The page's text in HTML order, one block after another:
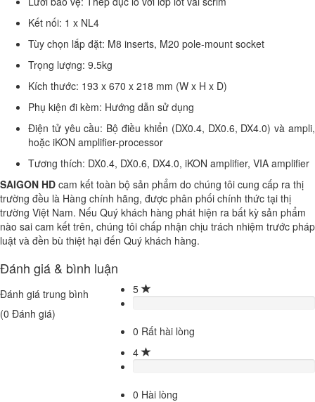
Kết nối: 1 x NL4
Tùy chọn lắp đặt: M8 inserts, M20 pole-mount socket
Trọng lượng: 9.5kg
Kích thước: 193 x 670 x 218 mm (W x H x D)
Phụ kiện đi kèm: Hướng dẫn sử dụng
Điện tử yêu cầu: Bộ điều khiển (DX0.4, DX0.6, DX4.0) và ampli,
hoặc iKON amplifier-processor
Tương thích: DX0.4, DX0.6, DX4.0, iKON amplifier, VIA amplifier
SAIGON HD cam kết toàn bộ sản phẩm do chúng tôi cung cấp ra thị
trường đều là Hàng chính hãng, được phân phối chính thức tại thị
trường Việt Nam. Nếu Quý khách hàng phát hiện ra bất kỳ sản phẩm
nào sai cam kết trên, chúng tôi chấp nhận chịu trách nhiệm trước pháp
luật và đền bù thiệt hại đến Quý khách hàng.
Đánh giá & bình luận
Đánh giá trung bình
(0 Đánh giá)
5
0 Rất hài lòng
4
0 Hài lòng